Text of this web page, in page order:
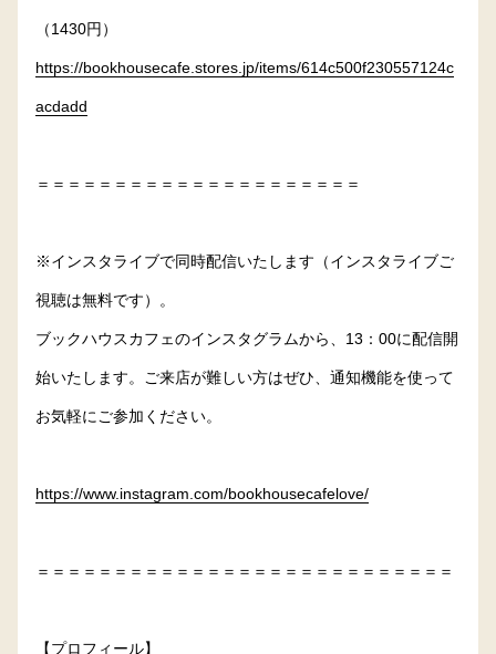
（1430円）
https://bookhousecafe.stores.jp/items/614c500f230557124c
acdadd
＝＝＝＝＝＝＝＝＝＝＝＝＝＝＝＝＝＝＝＝＝
※インスタライブで同時配信いたします（インスタライブご
視聴は無料です）。
ブックハウスカフェのインスタグラムから、13：00に配信開
始いたします。ご来店が難しい方はぜひ、通知機能を使って
お気軽にご参加ください。
https://www.instagram.com/bookhousecafelove/
＝＝＝＝＝＝＝＝＝＝＝＝＝＝＝＝＝＝＝＝＝＝＝＝＝＝＝
【プロフィール】